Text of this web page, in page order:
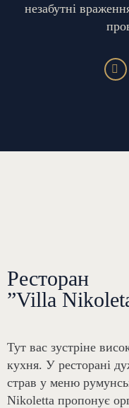
незабутні
Ресторан
”Villa
Тут вас зустріне
кухня. У ресторані
страв у меню
Nikoletta пропонує